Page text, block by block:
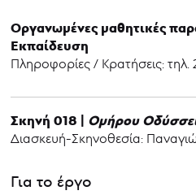
Οργανωμένες μαθητικές
Εκπαίδευση
Πληροφορίες / Κρατήσεις: τηλ.
Σκηνή 018 | Ομήρου
Διασκευή-Σκηνοθεσία:
Για το έργο